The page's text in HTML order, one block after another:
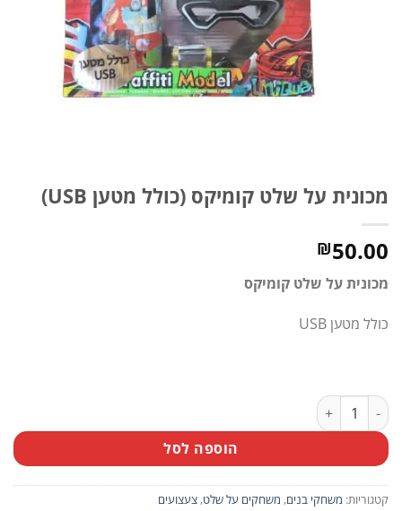
מכונית על שלט קומיקס (כולל מטען USB)
₪50.00
מכונית על שלט קומיקס
כולל מטען USB
כמות של מכונית על שלט קומיקס (כולל מטען USB)
הוספה לסל
קטגוריות: משחקי בנים, משחקים על שלט, צעצועים